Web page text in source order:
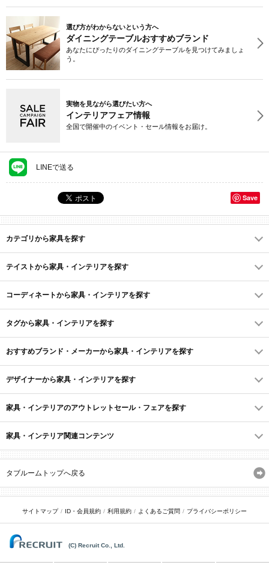
選び方がわからないという方へ
ダイニングテーブルおすすめブランド
あなたにぴったりのダイニングテーブルを見つけてみましょ
う。
実物を見ながら選びたい方へ
インテリアフェア情報
全国で開催中のイベント・セール情報をお届け。
LINEで送る
Save
カテゴリから家具を探す
テイストから家具・インテリアを探す
コーディネートから家具・インテリアを探す
タグから家具・インテリアを探す
おすすめブランド・メーカーから家具・インテリアを探す
デザイナーから家具・インテリアを探す
家具・インテリアのアウトレットセール・フェアを探す
家具・インテリア関連コンテンツ
タブルームトップへ戻る
サイトマップ ID・会員規約 利用規約 よくあるご質問 プライバシーポリシー
(C) Recruit Co., Ltd.